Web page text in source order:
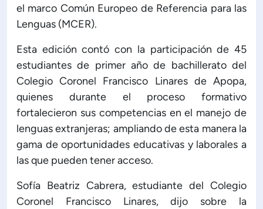
de Gestión Institucional
de Administración y Finanzas
Profesional e Internacionalización
Calidad Académica
Políticas institucionales
Acreditaciones
el marco Común Europeo de Referencia para las
Lenguas (MCER).
Esta edición contó con la participación de 45
estudiantes de primer año de bachillerato del
Colegio Coronel Francisco Linares de Apopa,
quienes durante el proceso formativo
fortalecieron sus competencias en el manejo de
lenguas extranjeras; ampliando de esta manera la
gama de oportunidades educativas y laborales a
las que pueden tener acceso.
Sofía Beatriz Cabrera, estudiante del Colegio
Coronel Francisco Linares, dijo sobre la